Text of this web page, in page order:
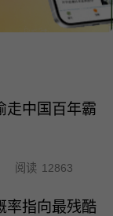
走中国百年霸
阅读 12863
率指向最残酷